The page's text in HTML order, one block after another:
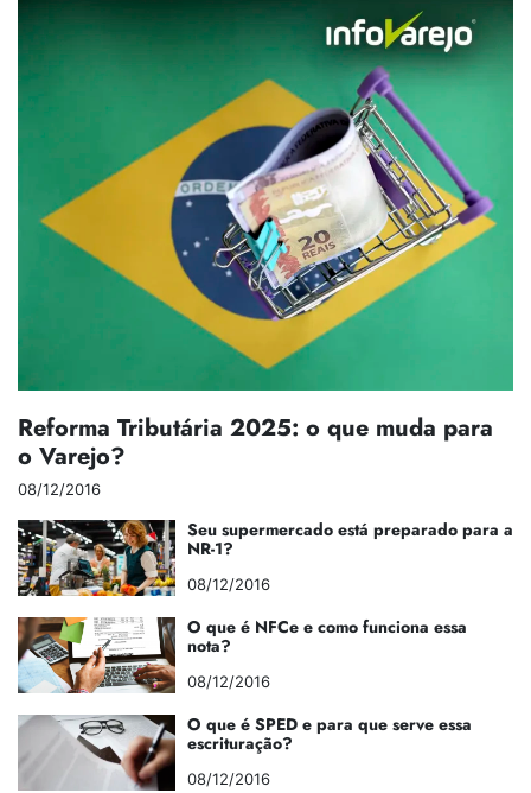
Reforma Tributária 2025: o que muda para
o Varejo?
08/12/2016
Seu supermercado está preparado para a
NR-1?
08/12/2016
O que é NFCe e como funciona essa
nota?
08/12/2016
O que é SPED e para que serve essa
escrituração?
08/12/2016